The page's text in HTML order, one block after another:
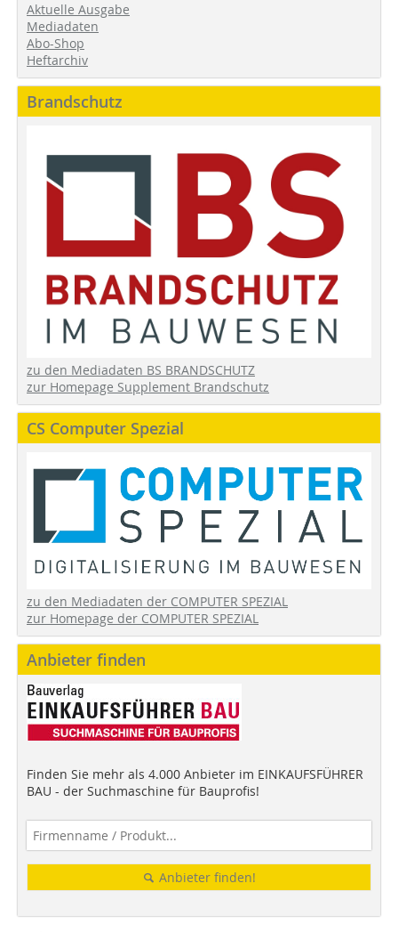
Aktuelle Ausgabe
Mediadaten
Abo-Shop
Heftarchiv
Brandschutz
zu den Mediadaten BS BRANDSCHUTZ
zur Homepage Supplement Brandschutz
CS Computer Spezial
zu den Mediadaten der COMPUTER SPEZIAL
zur Homepage der COMPUTER SPEZIAL
Anbieter finden
Finden Sie mehr als 4.000 Anbieter im EINKAUFSFÜHRER
BAU - der Suchmaschine für Bauprofis!
Anbieter finden!